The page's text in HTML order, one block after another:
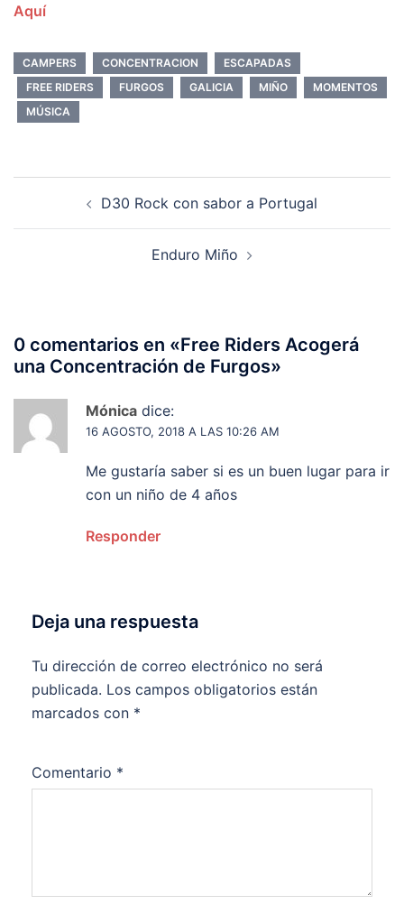
Aquí
CAMPERS CONCENTRACION
ESCAPADAS
FREE RIDERS
FURGOS GALICIA MIÑO
MOMENTOS
MÚSICA
D30 Rock con sabor a Portugal
Enduro Miño
0 comentarios en «Free Riders Acogerá
una Concentración de Furgos»
Mónica dice:
16 AGOSTO, 2018 A LAS 10:26 AM
Me gustaría saber si es un buen lugar para ir
con un niño de 4 años
Responder
Deja una respuesta
Tu dirección de correo electrónico no será
publicada. Los campos obligatorios están
marcados con *
Comentario *